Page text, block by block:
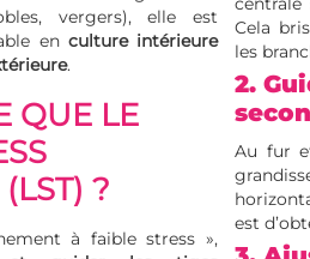
vergers), elle est
en culture intérieure
.
QUE LE
?
à faible stress »,
Cela
les
2.
Au fur
est